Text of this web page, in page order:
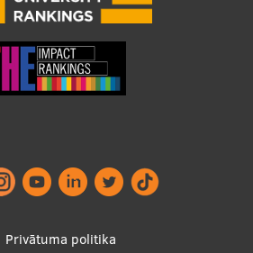
Privātuma politika